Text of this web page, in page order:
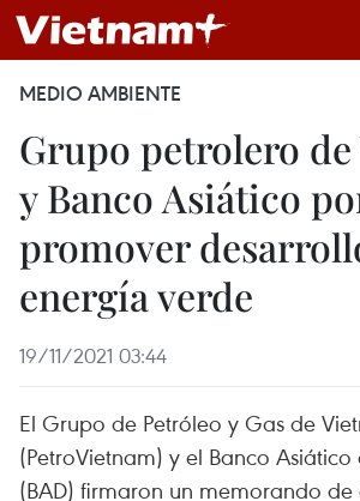
MEDIO AMBIENTE
Grupo petrolero
y Banco Asiático
promover
energía verde
19/11/2021 03:44
El Grupo de Petróleo y Gas de
(PetroVietnam) y el Banco
(BAD) firmaron un memorando